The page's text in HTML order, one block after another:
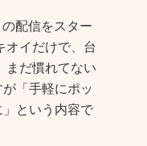
配信をスター
オイだけで、台
まだ慣れてない
「手軽にポッ
」という内容で